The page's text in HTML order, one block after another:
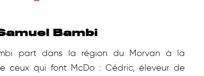
Bambi
part dans la région du Morvan à la
ceux qui font McDo : Cédric, éleveur de